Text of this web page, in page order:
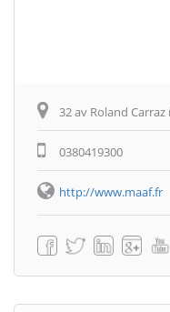
32 av Roland Carraz
0380419300
http://www.maaf.fr